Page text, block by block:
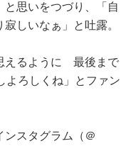
思いをつづり、「自
しいなぁ」と吐露。
えるように 最後まで
ろしくね」とファン
ンスタグラム（＠